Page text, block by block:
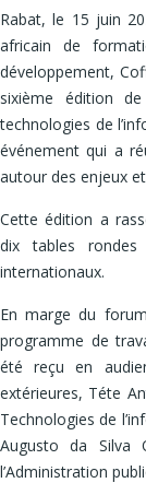
Rabat, le 15 juin
africain de
développement,
sixième édition
technologies de
événement qui a
autour des enjeux
Cette édition a
dix tables
internationaux.
En marge du
programme de
été reçu en
extérieures, Téte
Technologies de
Augusto da Silva
l’Administration